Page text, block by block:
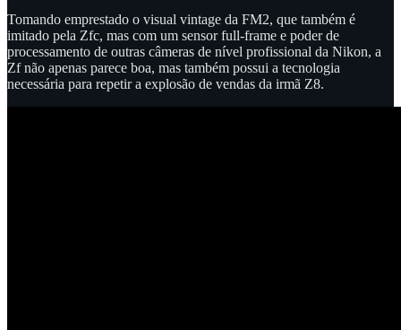
Tomando emprestado o visual vintage da FM2, que também é
imitado pela Zfc, mas com um sensor full-frame e poder de
processamento de outras câmeras de nível profissional da Nikon, a
Zf não apenas parece boa, mas também possui a tecnologia
necessária para repetir a explosão de vendas da irmã Z8.